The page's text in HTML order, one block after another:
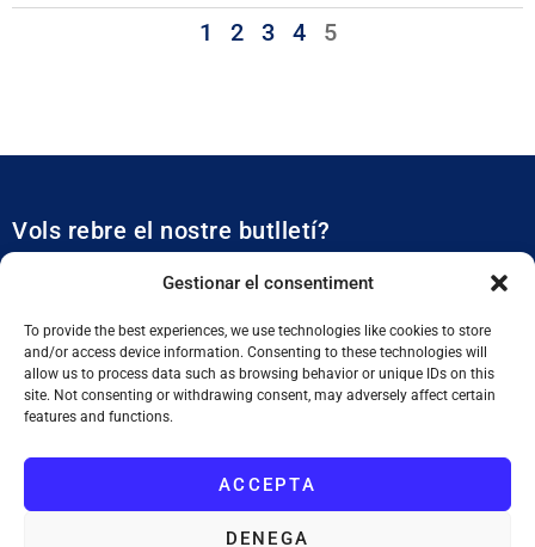
Gestionar el consentiment
To provide the best experiences, we use technologies like cookies to store
and/or access device information. Consenting to these technologies will
allow us to process data such as browsing behavior or unique IDs on this
site. Not consenting or withdrawing consent, may adversely affect certain
features and functions.
ACCEPTA
DENEGA
1 2 3 4 5
Vols rebre el nostre butlletí?
He llegit i accepto laPolítica de Privacitat